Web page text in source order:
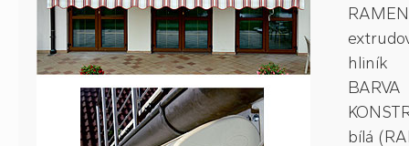
hliník
BARVA
bílá